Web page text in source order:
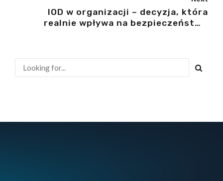
IOD w organizacji – decyzja, która
realnie wpływa na bezpieczeństwo